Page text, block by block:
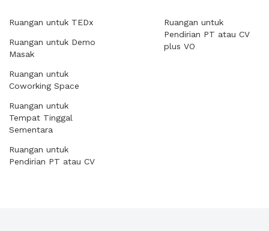
Ruangan untuk TEDx
Ruangan untuk Demo
Masak
Ruangan untuk
Coworking Space
Ruangan untuk
Tempat Tinggal
Sementara
Ruangan untuk
Pendirian PT atau CV
Ruangan untuk
Pendirian PT atau CV
plus VO